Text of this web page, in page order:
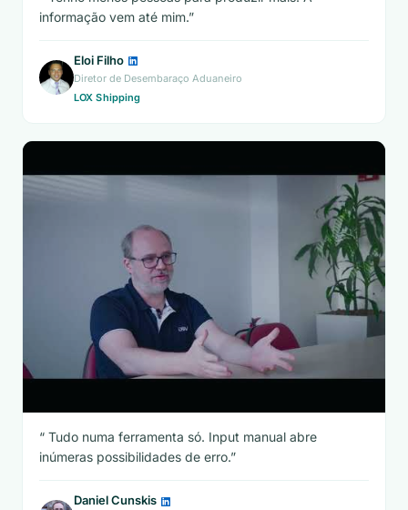
informação vem até mim.
Eloi Filho
Diretor de Desembaraço Aduaneiro
LOX Shipping
Tudo numa ferramenta só. Input manual abre
inúmeras possibilidades de erro.
Daniel Cunskis